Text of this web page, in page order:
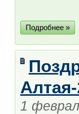
Подробнее »
1